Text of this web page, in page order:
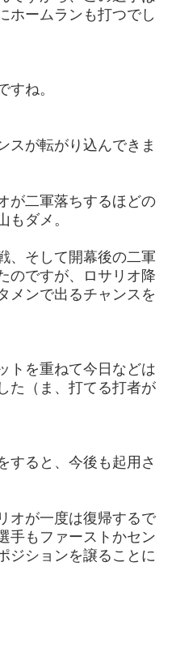
ホームランも打つでし
すね。
スが転がり込んできま
が二軍落ちするほどの
もダメ。
、そして開幕後の二軍
のですが、ロサリオ降
メンで出るチャンスを
トを重ねて今日などは
た（ま、打てる打者が
すると、今後も起用さ
オが一度は復帰するで
手もファーストかセン
ジションを譲ることに